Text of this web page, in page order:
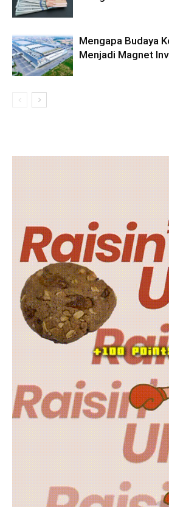
Mengapa Budaya
Menjadi Magnet